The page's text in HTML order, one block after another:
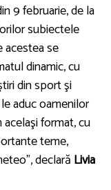
9 februarie, de la
subiectele
acestea se
dinamic, cu
din sport şi
aduc oamenilor
format, cu
teme,
declară Livia